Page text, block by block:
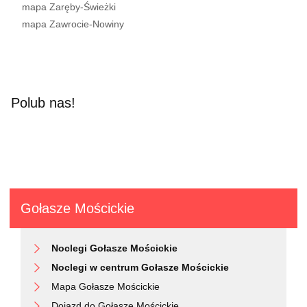
mapa Zaręby-Świeżki
mapa Zawrocie-Nowiny
Polub nas!
Gołasze Mościckie
Noclegi Gołasze Mościckie
Noclegi w centrum Gołasze Mościckie
Mapa Gołasze Mościckie